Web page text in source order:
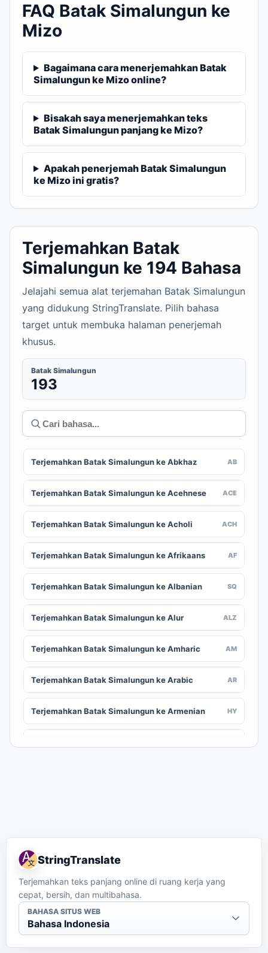
FAQ Batak Simalungun ke
Mizo
Bagaimana cara menerjemahkan Batak
Simalungun ke Mizo online?
Bisakah saya menerjemahkan teks
Batak Simalungun panjang ke Mizo?
Apakah penerjemah Batak Simalungun
ke Mizo ini gratis?
Terjemahkan Batak
Simalungun ke 194 Bahasa
Jelajahi semua alat terjemahan Batak Simalungun
yang didukung StringTranslate. Pilih bahasa
target untuk membuka halaman penerjemah
khusus.
Batak Simalungun
193
Terjemahkan Batak Simalungun ke Abkhaz AB
Terjemahkan Batak Simalungun ke Acehnese ACE
Terjemahkan Batak Simalungun ke Acholi ACH
Terjemahkan Batak Simalungun ke Afrikaans AF
Terjemahkan Batak Simalungun ke Albanian SQ
Terjemahkan Batak Simalungun ke Alur ALZ
Terjemahkan Batak Simalungun ke Amharic AM
Terjemahkan Batak Simalungun ke Arabic AR
Terjemahkan Batak Simalungun ke Armenian HY
Terjemahkan Batak Simalungun ke Balinese
Terjemahkan Batak Simalungun ke Bambara
Terjemahkan Batak Simalungun ke Bashkir
StringTranslate
Terjemahkan teks panjang online di ruang kerja yang
cepat, bersih, dan multibahasa.
BAHASA SITUS WEB
Bahasa Indonesia